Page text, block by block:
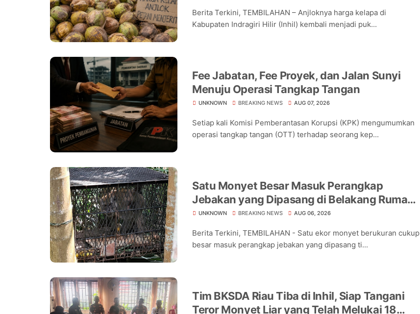
Berita Terkini, TEMBILAHAN – Anjloknya harga kelapa di
Kabupaten Indragiri Hilir (Inhil) kembali menjadi puk...
Fee Jabatan, Fee Proyek, dan Jalan Sunyi
Menuju Operasi Tangkap Tangan
UNKNOWN BREAKING NEWS AUG 07, 2026
Setiap kali Komisi Pemberantasan Korupsi (KPK) mengumumkan
operasi tangkap tangan (OTT) terhadap seorang kep...
Satu Monyet Besar Masuk Perangkap
Jebakan yang Dipasang di Belakang Rumah
Warga Tampomas
UNKNOWN BREAKING NEWS AUG 06, 2026
Berita Terkini, TEMBILAHAN - Satu ekor monyet berukuran cukup
besar masuk perangkap jebakan yang dipasang ti...
Tim BKSDA Riau Tiba di Inhil, Siap Tangani
Teror Monyet Liar yang Telah Melukai 18